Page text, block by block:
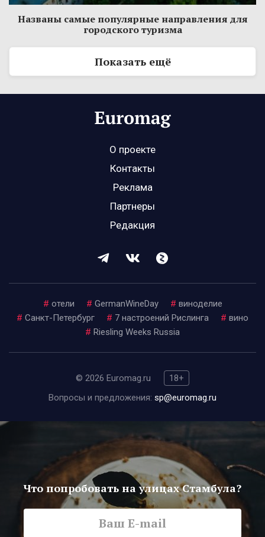
Названы самые популярные направления для
городского туризма
Показать ещё
О проекте
Контакты
Реклама
Партнеры
Редакция
# отели # GermanWineDay # виноделие
# Санкт-Петербург # 7 настроений Рислинга # вино
# Riesling Weeks Russia
© 2026 Euromag.ru
18+
Вопросы и предложения: sp@euromag.ru
Что попробовать на улицах Стамбула?